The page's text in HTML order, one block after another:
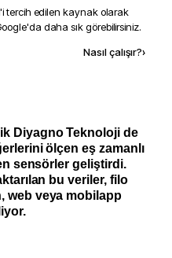
'i tercih edilen kaynak olarak
daha sık görebilirsiniz.
Nasıl çalışır?›
Diyagno Teknoloji de
ölçen eş zamanlı
sensörler geliştirdi.
bu veriler, filo
web veya mobilapp